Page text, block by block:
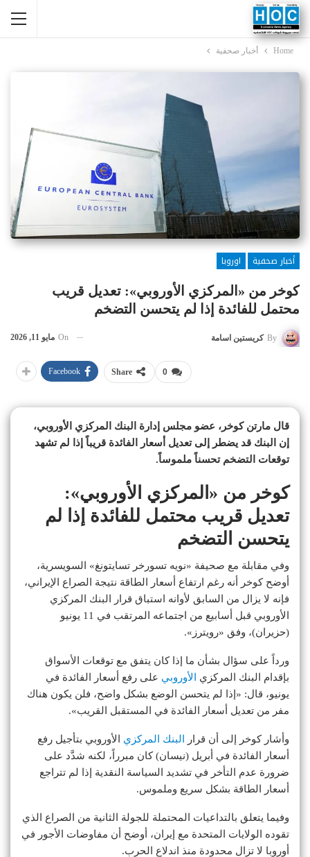
Home أخبار صحفية
أخبار صحفية
اوروبا
كوخر من «المركزي الأوروبي»: تعديل قريب
محتمل للفائدة إذا لم يتحسن التضخم
By كريستين اسامة On مايو 11, 2026
0
Share
Facebook
قال مارتن كوخر، عضو مجلس إدارة البنك المركزي الأوروبي،
إن البنك قد يضطر إلى تعديل أسعار الفائدة قريباً إذا لم تشهد
توقعات التضخم تحسناً ملموساً.
كوخر من «المركزي الأوروبي»:
تعديل قريب محتمل للفائدة إذا لم
يتحسن التضخم
وفي مقابلة مع صحيفة «نويه تسورخر تسايتونغ» السويسرية،
أوضح كوخر أنه رغم ارتفاع أسعار الطاقة نتيجة الصراع الإيراني،
فإنه لا يزال من السابق لأوانه استباق قرار البنك المركزي
الأوروبي قبل أسابيع من اجتماعه المرتقب في 11 يونيو
(حزيران)، وفق «رويترز».
ورداً على سؤال بشأن ما إذا كان يتفق مع توقعات الأسواق
بإقدام البنك المركزي
الأوروبي على رفع أسعار الفائدة في
يونيو، قال: «إذا لم يتحسن الوضع بشكل واضح، فلن يكون هناك
مفر من تعديل أسعار الفائدة في المستقبل القريب».
وأشار كوخر إلى أن قرار البنك المركزي الأوروبي بتأجيل رفع
أسعار الفائدة في أبريل (نيسان) كان مبرراً، لكنه شدَّد على
ضرورة عدم التأخر في تشديد السياسة النقدية إذا لم تتراجع
أسعار الطاقة بشكل سريع وملموس.
وفيما يتعلق بالتداعيات المحتملة للجولة الثانية من الصراع الذي
تقوده الولايات المتحدة مع إيران، أوضح أن مفاوضات الأجور في
أوروبا لا تزال محدودة منذ اندلاع الحرب.